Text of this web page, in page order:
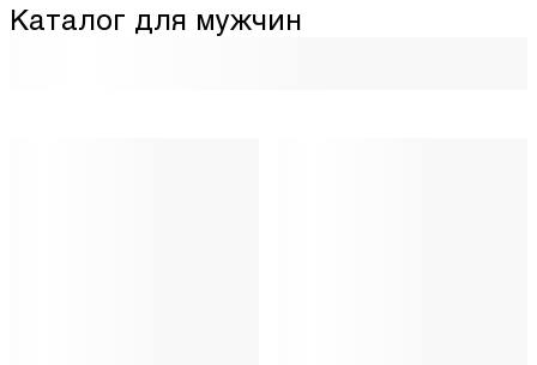
Каталог для мужчин